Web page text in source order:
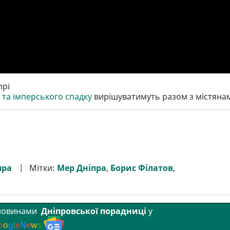
імперського спадку вирішуватимуть разом з
Мітки: Мер Дніпра, Борис Філатов,
Дніпровської порадниці у
ogleNews